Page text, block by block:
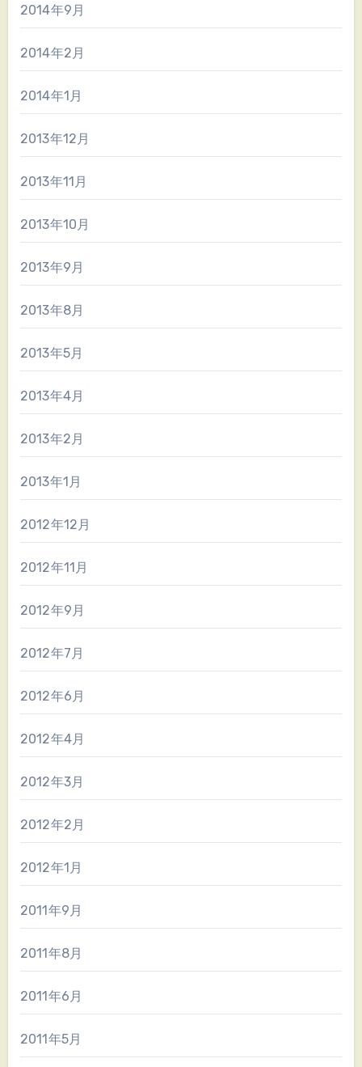
2014年9月
2014年2月
2014年1月
2013年12月
2013年11月
2013年10月
2013年9月
2013年8月
2013年5月
2013年4月
2013年2月
2013年1月
2012年12月
2012年11月
2012年9月
2012年7月
2012年6月
2012年4月
2012年3月
2012年2月
2012年1月
2011年9月
2011年8月
2011年6月
2011年5月